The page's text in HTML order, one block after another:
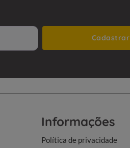
Cadastrar
Informações
Política de privacidade